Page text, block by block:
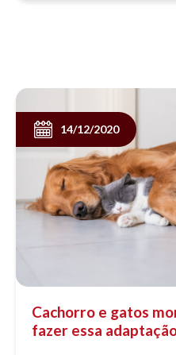
Cachorro e gatos
fazer essa
14/12/2020